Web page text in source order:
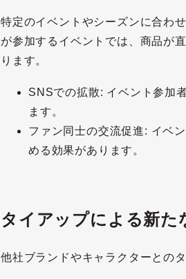
特定のイベントやシーズンに合わ
が参加するイベントでは、商品が
ります。
SNSでの拡散: イベント参加
ます。
ファン同士の交流促進: イベ
める効果があります。
タイアップによる新た
他社ブランドやキャラクターとの